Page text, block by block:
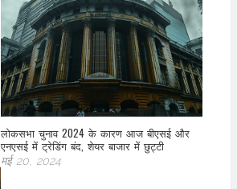
लोकसभा चुनाव 2024 के कारण आज बीएसई और
एनएसई में ट्रेडिंग बंद, शेयर बाजार में छुट्टी
मई 20, 2024